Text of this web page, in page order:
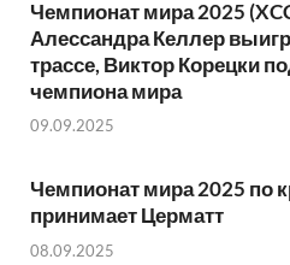
Чемпионат мира 2025
Алессандра Келлер
трассе, Виктор Корецки
чемпиона мира
09.09.2025
Чемпионат мира 2025 по
принимает Церматт
08.09.2025